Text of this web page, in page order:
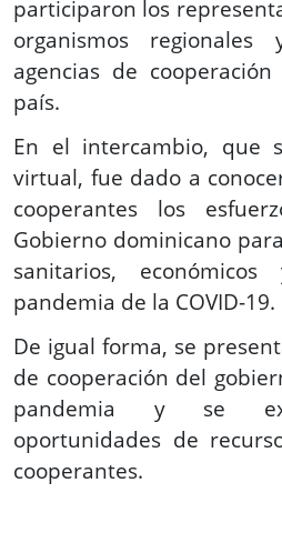
participaron los
organismos
agencias de
país.
En el intercambio, que
virtual, fue dado a
cooperantes los
Gobierno dominicano
sanitarios,
pandemia de la COVID-19.
De igual forma, se
de cooperación del
pandemia y se
oportunidades de
cooperantes.